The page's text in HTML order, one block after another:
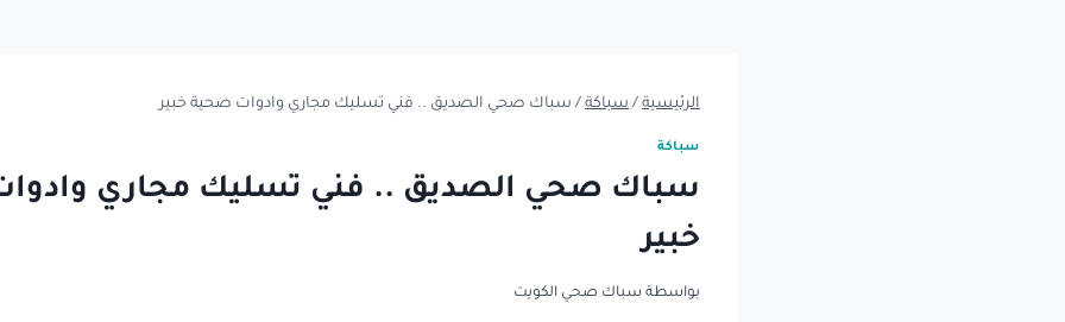
الرئيسية / سباكة / سباك صحي الصديق .. فني تسليك مجاري وادوات صحية خبير
سباكة
سباك صحي الصديق .. فني تسليك مجاري
خبير
بواسطة سباك صحي الكويت